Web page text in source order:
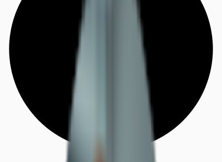
Marktinformationen